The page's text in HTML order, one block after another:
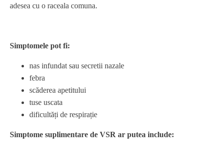
adesea cu o raceala comuna.
Simptomele pot fi:
nas infundat sau secretii nazale
febra
scăderea apetitului
tuse uscata
dificultăți de respirație
Simptome suplimentare de VSR ar putea include: